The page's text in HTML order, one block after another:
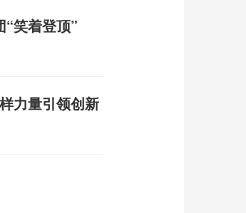
笑着登顶”
力量引领创新